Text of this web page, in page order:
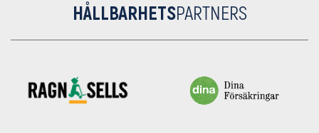
HÅLLBARHETSPARTNERS